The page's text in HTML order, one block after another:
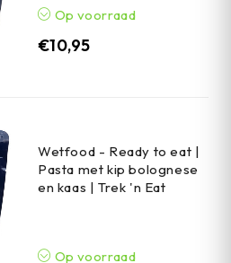
Op voorraad
€10,95
Wetfood - Ready to eat |
Pasta met kip bolognese
en kaas | Trek 'n Eat
Op voorraad